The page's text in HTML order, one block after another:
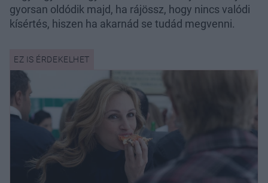
gyorsan oldódik majd, ha rájössz, hogy nincs valódi
kísértés, hiszen ha akarnád se tudád megvenni.